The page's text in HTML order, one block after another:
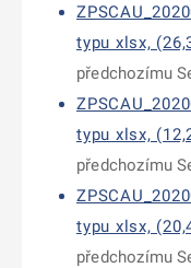
typu xlsx,
předchozímu
typu xlsx,
předchozímu
typu xlsx,
předchozímu